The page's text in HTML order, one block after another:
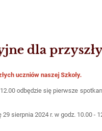
dla
uczniów naszej Szkoły.
odbędzie się pierwsze
sierpnia 2024 r. w godz. 10.00 -